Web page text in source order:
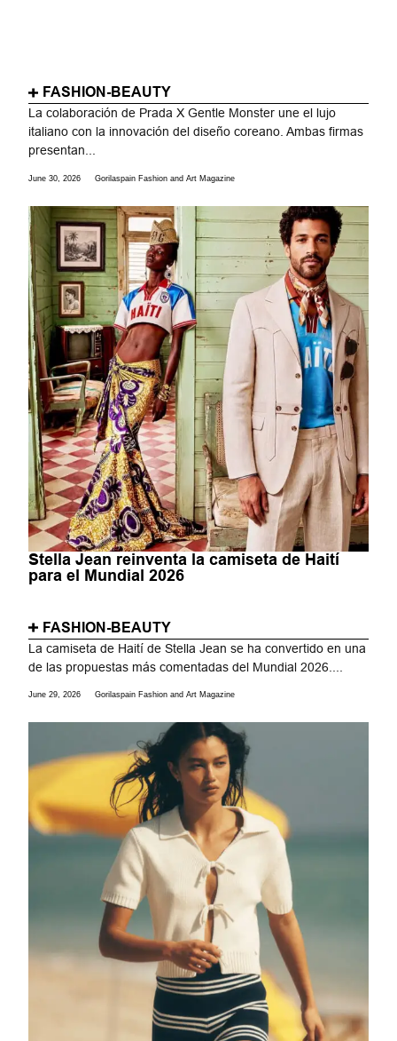
FASHION-BEAUTY
La colaboración de Prada X Gentle Monster une el lujo
italiano con la innovación del diseño coreano. Ambas firmas
presentan...
June 30, 2026 Gorilaspain Fashion and Art Magazine
Stella Jean reinventa la camiseta de Haití
para el Mundial 2026
FASHION-BEAUTY
La camiseta de Haití de Stella Jean se ha convertido en una
de las propuestas más comentadas del Mundial 2026....
June 29, 2026 Gorilaspain Fashion and Art Magazine